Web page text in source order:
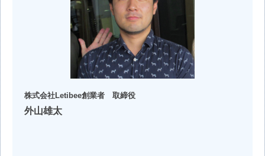
株式会社Letibee創業者 取締役
外山雄太